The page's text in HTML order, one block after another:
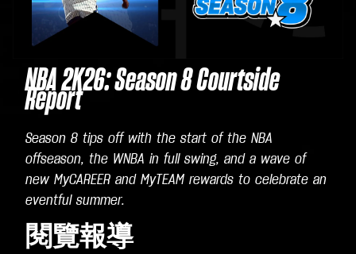
NBA 2K26: Season 8 Courtside
Report
Season 8 tips off with the start of the NBA
offseason, the WNBA in full swing, and a wave of
new MyCAREER and MyTEAM rewards to celebrate an
eventful summer.
閱覽報導